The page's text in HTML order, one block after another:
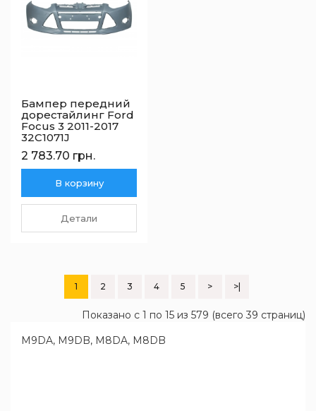
Бампер передний
дорестайлинг Ford
Focus 3 2011-2017
32C1071J
2 783.70 грн.
В корзину
Детали
1 2 3 4 5 > >|
Показано с 1 по 15 из 579 (всего 39 страниц)
M9DA, M9DB, M8DA, M8DB